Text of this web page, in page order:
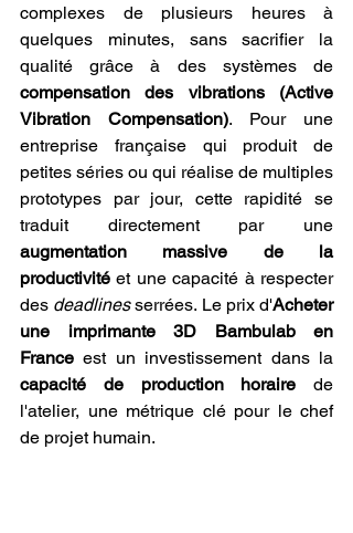
complexes de plusieurs heures à
quelques minutes, sans sacrifier la
compensation des vibrations (Active
Vibration Compensation). Pour une
entreprise française qui produit de
petites séries ou qui réalise de multiples
prototypes par jour, cette rapidité se
augmentation massive de la
productivité et une capacité à respecter
des deadlines serrées. Le prix d'Acheter
une imprimante 3D Bambulab en
France
capacité de production horaire de
l'atelier, une métrique clé pour le chef
de projet humain.